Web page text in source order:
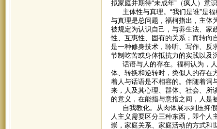
拟家庭并期待“未成年”（疯人）意
主体性与真理。“我们是谁”是福
与真理是总问题，福柯指出，主体
被规定为认识自己，与养生法、家
性、互惠性、固有的关系；而转向
是一种修身技术，聆听、写作、反
节制吃苦或身体抵抗力的实践以及
话语与人的存在。福柯认为，人
体、转换和逆转时，类似人的存在
着人与话语是不相容的。伴随着词
来，人及其心理、群体、社会、所
的意义，在能指与意指之间，人是
自我教化。从肉体展示到压抑假
人主义需要区分三种东西，即个
崇，家庭关系、家庭活动的方式和